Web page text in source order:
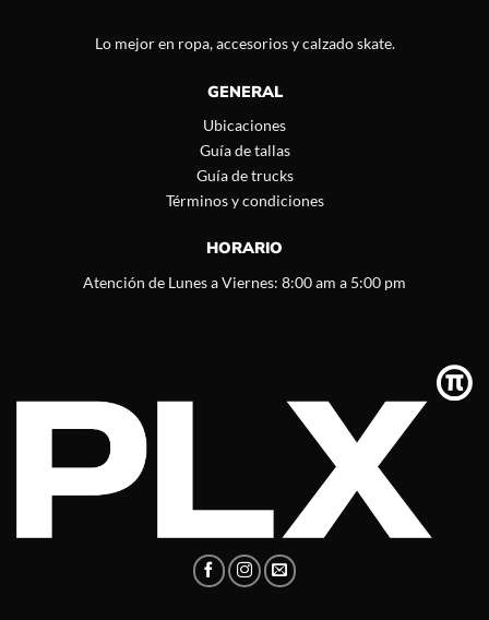
Lo mejor en ropa, accesorios y calzado skate.
GENERAL
Ubicaciones
Guía de tallas
Guía de trucks
Términos y condiciones
HORARIO
Atención de Lunes a Viernes: 8:00 am a 5:00 pm